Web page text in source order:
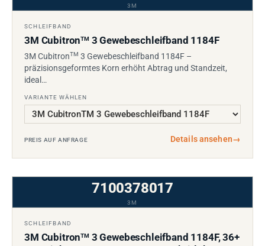
3M
SCHLEIFBAND
3M CubitronTM3 Gewebeschleifband 1184F
3M CubitronTM 3 Gewebeschleifband 1184F –
präzisionsgeformtes Korn erhöht Abtrag und Standzeit,
ideal…
VARIANTE WÄHLEN
PREIS AUF ANFRAGE Details ansehen→
7100378017
3M
SCHLEIFBAND
3M CubitronTM3 Gewebeschleifband 1184F, 36+